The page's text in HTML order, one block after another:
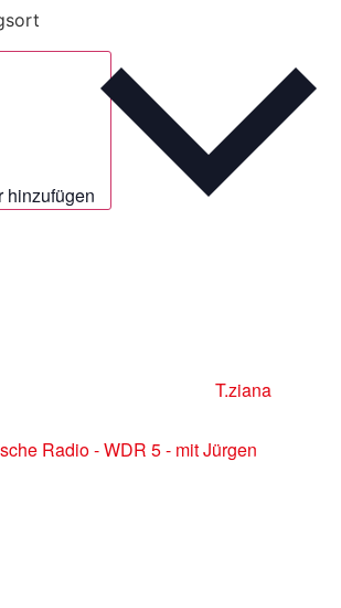
hinzufügen
T.ziana
Radio - WDR 5 - mit Jürgen